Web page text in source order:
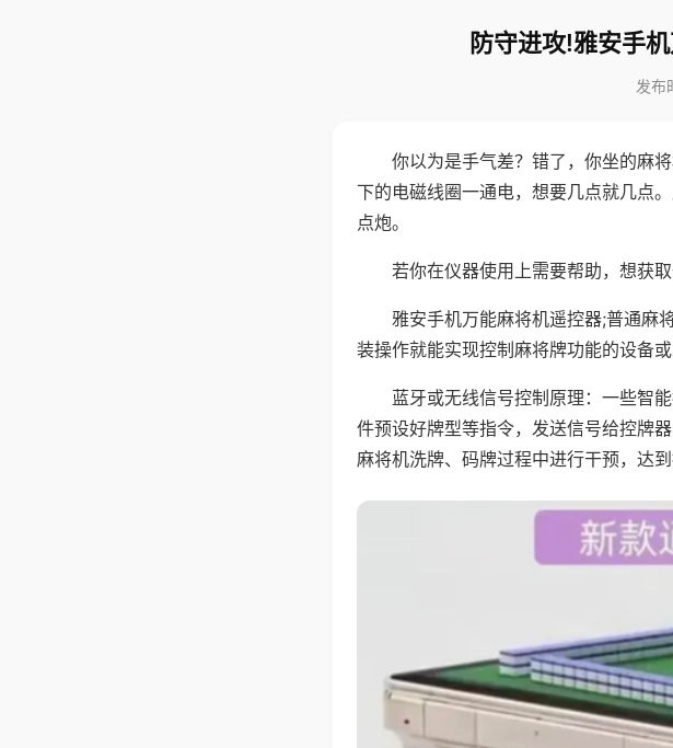
防守进攻!雅安手
发布
你以为是手气差？错了，你坐的麻
下的电磁线圈一通电，想要几点就几点
点炮。
若你在仪器使用上需要帮助，想获
雅安手机万能麻将机遥控器;普通麻
装操作就能实现控制麻将牌功能的设备或
蓝牙或无线信号控制原理：一些智
件预设好牌型等指令，发送信号给控牌
麻将机洗牌、码牌过程中进行干预，达到